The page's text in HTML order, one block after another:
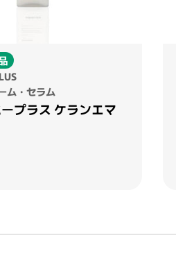
ム・セラム
プラス ケランエマ